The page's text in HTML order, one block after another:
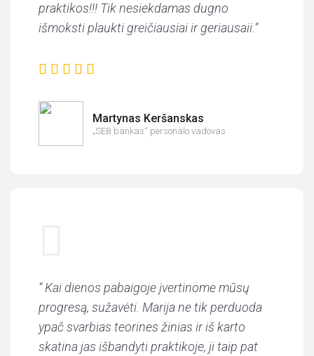
praktikos!!! Tik nesiekdamas dugno
išmoksti plaukti greičiausiai ir geriausaii.“
Martynas Keršanskas
„SEB bankas“ personalo vadovas
“ Kai dienos pabaigoje įvertinome mūsų
progresą, sužavėti. Marija ne tik perduoda
ypač svarbias teorines žinias ir iš karto
skatina jas išbandyti praktikoje, ji taip pat